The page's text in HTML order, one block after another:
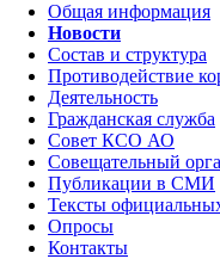
Общая информация
Новости
Состав и структура
Противодействие
Деятельность
Гражданская служба
Совет КСО АО
Совещательный
Публикации в СМИ
Тексты
Опросы
Контакты